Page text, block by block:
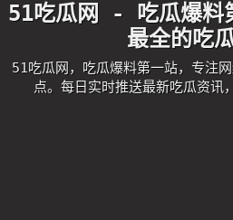
51吃瓜网 - 吃瓜爆料
最全的吃
51吃瓜网，吃瓜爆料第一站，专注
点。每日实时推送最新吃瓜资讯